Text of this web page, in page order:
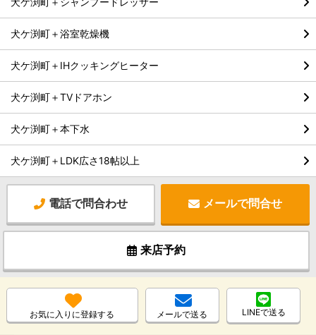
犬ケ渕町＋浴室乾燥機
犬ケ渕町＋IHクッキングヒーター
犬ケ渕町＋TVドアホン
犬ケ渕町＋本下水
犬ケ渕町＋LDK広さ18帖以上
電話で問合わせ メールで問合せ
来店予約
お気に入りに登録する メールで送る LINEで送る